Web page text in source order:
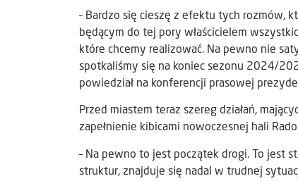
– Bardzo się cieszę z efektu tych rozmów,
będącym do tej pory właścicielem
które chcemy realizować. Na pewno nie
spotkaliśmy się na koniec sezonu 2024/
powiedział na konferencji prasowej
Przed miastem teraz szereg działań,
zapełnienie kibicami nowoczesnej hali
– Na pewno to jest początek drogi. To jest
struktur, znajduje się nadal w trudnej